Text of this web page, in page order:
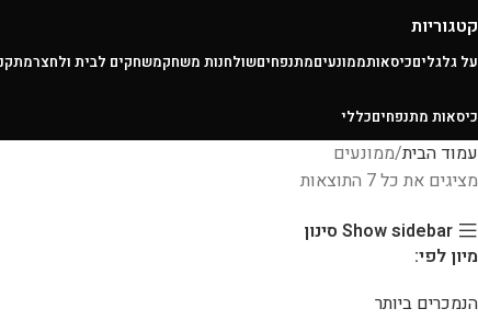
קטגוריות
על גלגליםכיסאותממונעיםמתנפחיםשולחנות משחקמשחקים לבית ולחצר
כיסאות מתנפחיםכללי
עמוד הבית ממונעים
מציגים את כל ⁦7⁩ התוצאות
Show sidebar סינון
מיון לפי:
הנמכרים ביותר